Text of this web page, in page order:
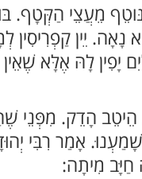
מֵעֲצֵי הַקְּטָף.
יֵין קַפְרִיסִין
לָהּ אֶלָּא שֶׁאֵין
הָדֵק. מִפְּנֵי
אָמַר רִבִּי
מִיתָה: